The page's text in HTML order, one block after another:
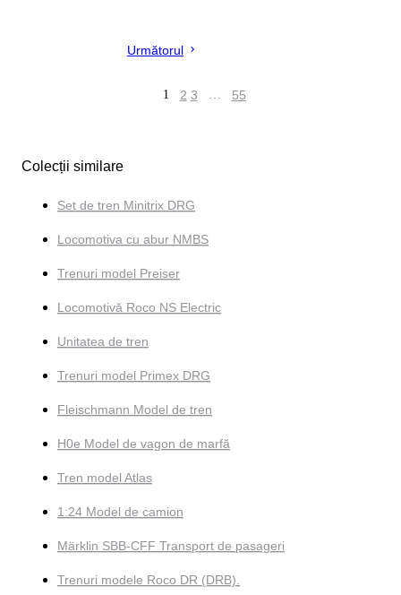
Următorul
1 2 3 … 55
Colecții similare
Set de tren Minitrix DRG
Locomotiva cu abur NMBS
Trenuri model Preiser
Locomotivă Roco NS Electric
Unitatea de tren
Trenuri model Primex DRG
Fleischmann Model de tren
H0e Model de vagon de marfă
Tren model Atlas
1:24 Model de camion
Märklin SBB-CFF Transport de pasageri
Trenuri modele Roco DR (DRB).